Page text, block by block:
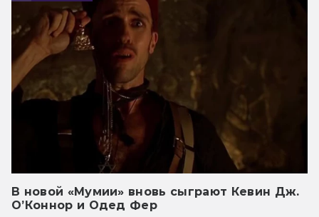
В новой «Мумии» вновь сыграют Кевин Дж.
О’Коннор и Одед Фер